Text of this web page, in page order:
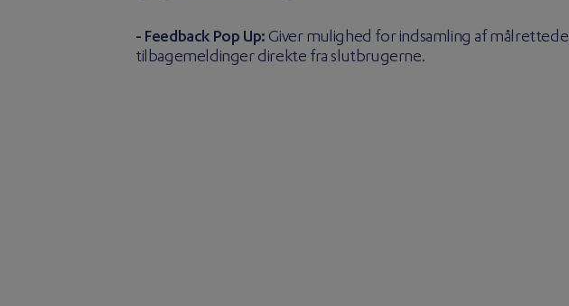
- Feedback Pop Up: Giver mulighed for indsamling af målrettede
tilbagemeldinger direkte fra slutbrugerne.